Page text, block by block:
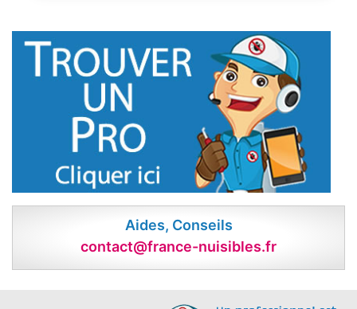
Aides, Conseils
contact@france-nuisibles.fr